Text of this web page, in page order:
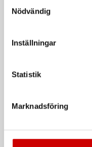
länder utanför EU
att godkänna
Nödvändig
Inställningar
Statistik
Marknadsföring
Bitssats 1/4" med
bältesclips 22 delar